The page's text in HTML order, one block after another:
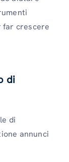
far crescere
di
di
annunci